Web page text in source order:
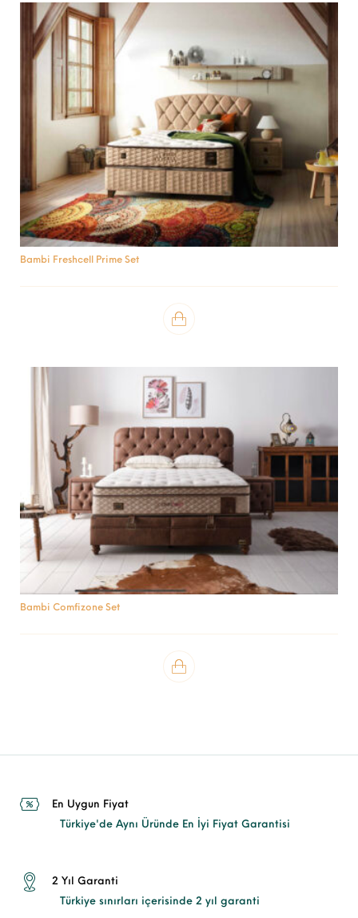
Bambi Freshcell Prime Set
Bambi Comfizone Set
En Uygun Fiyat
Türkiye'de Aynı Üründe En İyi Fiyat Garantisi
2 Yıl Garanti
Türkiye sınırları içerisinde 2 yıl garanti